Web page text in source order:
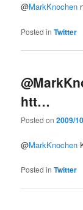
@MarkKnochen
Posted in Twitter
htt…
Posted on2009/
@MarkKnochen
Posted in Twitter